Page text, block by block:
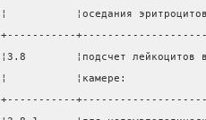
¦           ¦оседания
+-----------
¦3.8        ¦подсчет
¦           ¦камере:
+-----------